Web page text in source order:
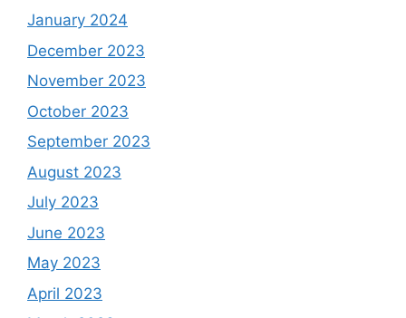
January 2024
December 2023
November 2023
October 2023
September 2023
August 2023
July 2023
June 2023
May 2023
April 2023